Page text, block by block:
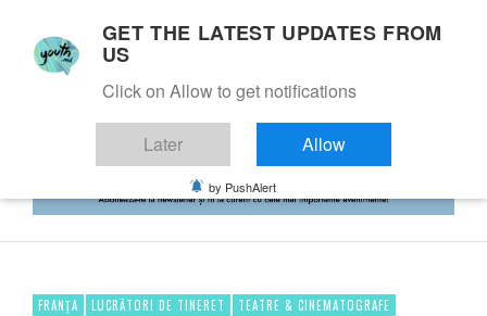
FRANȚA LUCRĂTORI DE TINERET TEATRE & CINEMATOGRAFE
GET THE LATEST UPDATES FROM
US
Click on Allow to get notifications
Later Allow
by PushAlert